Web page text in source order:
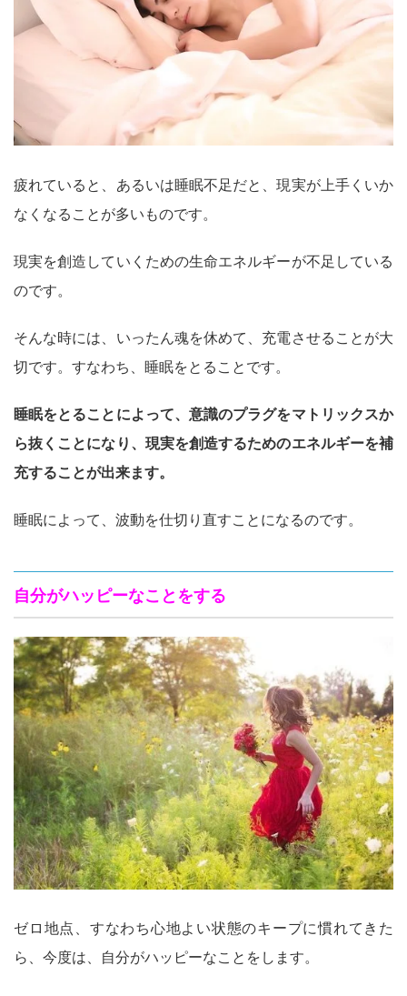
疲れていると、あるいは睡眠不足だと、現実が上手くいか
なくなることが多いものです。
現実を創造していくための生命エネルギーが不足している
のです。
そんな時には、いったん魂を休めて、充電させることが大
切です。すなわち、睡眠をとることです。
睡眠をとることによって、意識のプラグをマトリックスか
ら抜くことになり、現実を創造するためのエネルギーを補
充することが出来ます。
睡眠によって、波動を仕切り直すことになるのです。
自分がハッピーなことをする
ゼロ地点、すなわち心地よい状態のキープに慣れてきた
ら、今度は、自分がハッピーなことをします。